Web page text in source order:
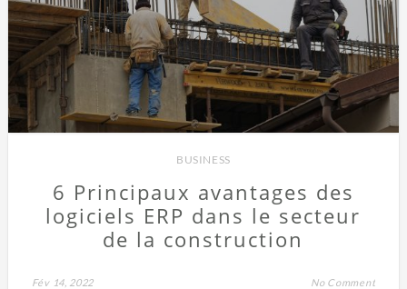
BUSINESS
6 Principaux avantages des
logiciels ERP dans le secteur
de la construction
Fév 14, 2022 No Comment